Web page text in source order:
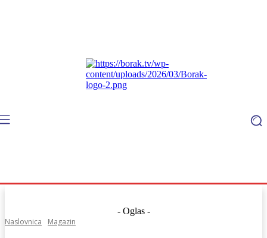
- Oglas -
Naslovnica
Magazin